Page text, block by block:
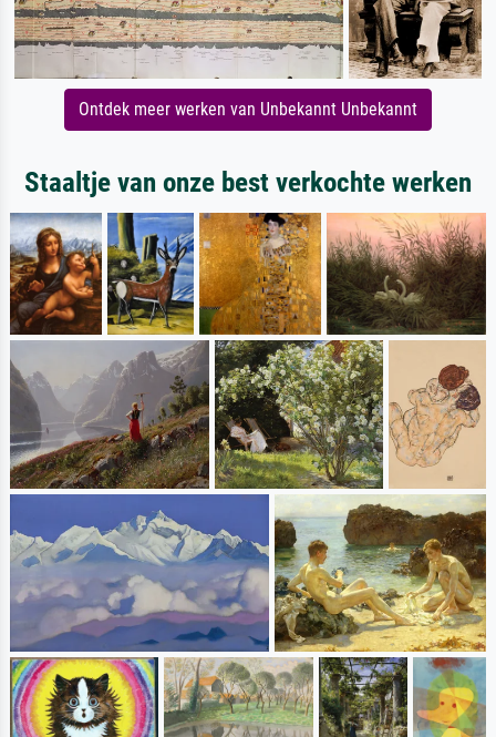
Ontdek meer werken van Unbekannt Unbekannt
Staaltje van onze best verkochte werken